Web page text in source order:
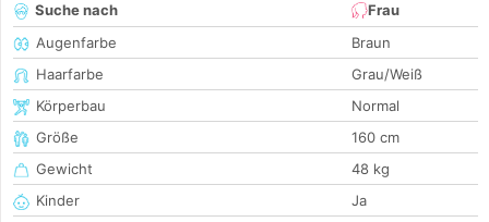
Suche nach
Frau
Augenfarbe
Braun
Haarfarbe
Grau/Weiß
Körperbau
Normal
Größe
160 cm
Gewicht
48 kg
Kinder
Ja